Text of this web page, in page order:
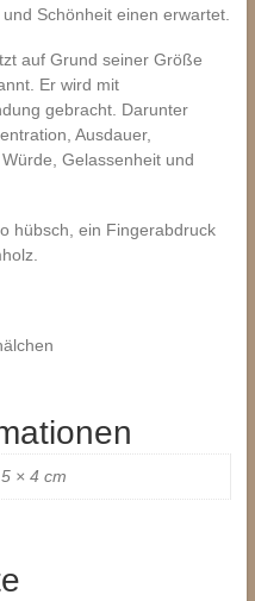
Schönheit einen erwartet.
auf Grund seiner Größe
Er wird mit
gebracht. Darunter
Ausdauer,
Gelassenheit und
hübsch, ein Fingerabdruck
× 4 cm